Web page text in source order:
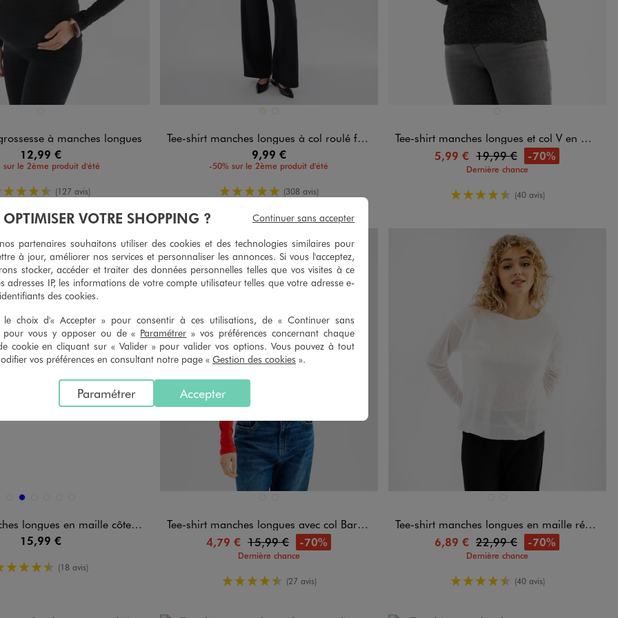
à manches longues
12,99 €
sur le 2ème produit d'été
4.5/5 de moyenne
(127 avis)
Tee-shirt manches longues à col roulé femme
9,99 €
-50% sur le 2ème produit d'été
5/5 de moyenne
(308 avis)
Tee-shirt manches longues et col V en maille chinée femme grande taille
5,99 € 19,99 € -70%
Dernière chance
4.5/5 de moyenne
(40 avis)
6 coloris
BEIGE CLAIR
BLEU
longues en maille côtelée femme
15,99 €
4.5/5 de moyenne
(18 avis)
Tee-shirt manches longues avec col Bardot femme
4,79 € 15,99 € -70%
Dernière chance
4.5/5 de moyenne
(27 avis)
Tee-shirt manches longues en maille résille femme
6,89 € 22,99 € -70%
Dernière chance
4.5/5 de moyenne
(40 avis)
OPTIMISER VOTRE SHOPPING ?
partenaires souhaitons utiliser des cookies et des technologies similaires pour
à jour, améliorer nos services et personnaliser les annonces. Si vous l'acceptez,
stocker, accéder et traiter des données personnelles telles que vos visites à ce
adresses IP, les informations de votre compte utilisateur telles que votre adresse e-
des cookies.
le choix d'« Accepter » pour consentir à ces utilisations, de « Continuer sans
pour vous y opposer ou de « Paramétrer » vos préférences concernant chaque
cookie en cliquant sur « Valider » pour valider vos options. Vous pouvez à tout
vos préférences en consultant notre page « Gestion des cookies ».
Accepter
Paramétrer
Continuer sans accepter